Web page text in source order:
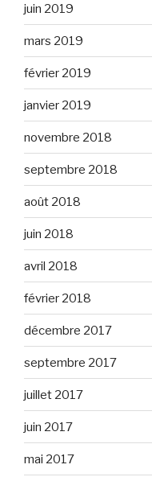
juin 2019
mars 2019
février 2019
janvier 2019
novembre 2018
septembre 2018
août 2018
juin 2018
avril 2018
février 2018
décembre 2017
septembre 2017
juillet 2017
juin 2017
mai 2017